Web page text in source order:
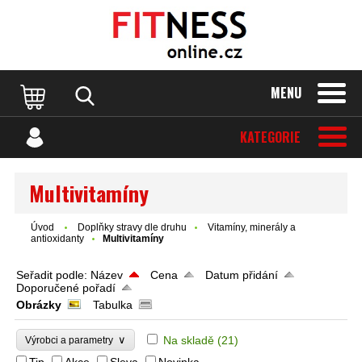
MENU
KATEGORIE
Multivitamíny
Úvod Doplňky stravy dle druhu
Vitamíny, minerály a
antioxidanty
Multivitamíny
Seřadit podle: Název Cena
Datum přidání
Doporučené pořadí
Obrázky
Tabulka
Výrobci a parametry ∨ Na skladě (21)